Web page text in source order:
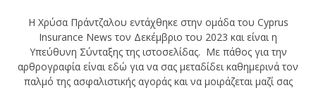
Η Χρύσα Πράντζαλου εντάχθηκε στην ομάδα του Cyprus
Insurance News τον Δεκέμβριο του 2023 και είναι η
Υπεύθυνη Σύνταξης της ιστοσελίδας. Με πάθος για την
αρθρογραφία είναι εδώ για να σας μεταδίδει καθημερινά τον
παλμό της ασφαλιστικής αγοράς και να μοιράζεται μαζί σας